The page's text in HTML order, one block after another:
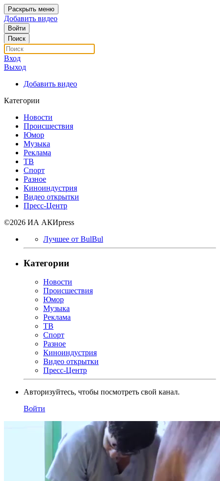
Раскрыть меню
Добавить видео
Войти
Поиск
Вход
Выход
Добавить видео
Категории
Новости
Происшествия
Юмор
Музыка
Реклама
ТВ
Спорт
Разное
Киноиндустрия
Видео открытки
Пресс-Центр
©2026 ИА АКИpress
Лучшее от BulBul
Категории
Новости
Происшествия
Юмор
Музыка
Реклама
ТВ
Спорт
Разное
Киноиндустрия
Видео открытки
Пресс-Центр
Авторизуйтесь, чтобы посмотреть свой канал.
Войти